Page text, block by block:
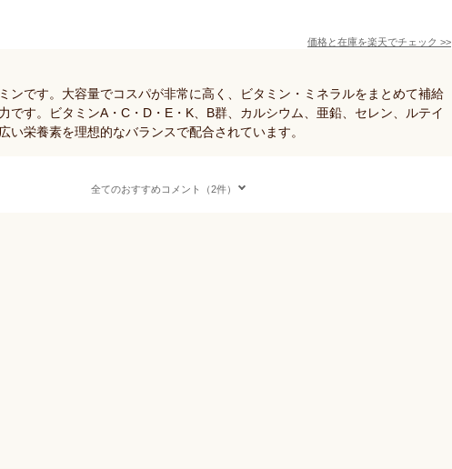
価格と在庫を楽天でチェック >>
ンです。大容量でコスパが非常に高く、ビタミン・ミネラルをまとめて補給
です。ビタミンA・C・D・E・K、B群、カルシウム、亜鉛、セレン、ルテイ
い栄養素を理想的なバランスで配合されています。
全てのおすすめコメント（2件）